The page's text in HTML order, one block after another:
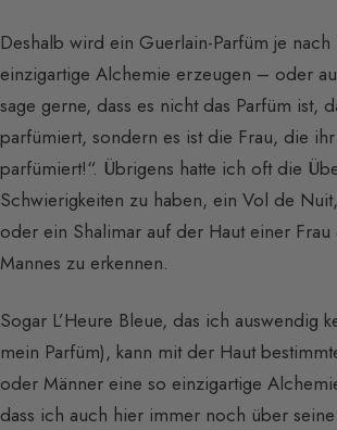
Deshalb wird ein Guerlain-Parfüm je nach
einzigartige Alchemie erzeugen – oder
sage gerne, dass es nicht das Parfüm ist,
parfümiert, sondern es ist die Frau, die
parfümiert!“. Übrigens hatte ich oft die
Schwierigkeiten zu haben, ein Vol de
oder ein Shalimar auf der Haut einer
Mannes zu erkennen.
Sogar L’Heure Bleue, das ich auswendig
mein Parfüm), kann mit der Haut
oder Männer eine so einzigartige
dass ich auch hier immer noch über seine